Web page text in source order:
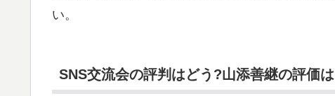
い。
SNS交流会の評判はどう?山添善継の評価